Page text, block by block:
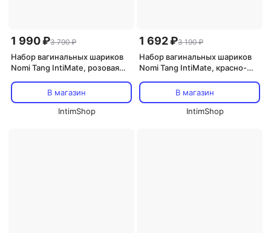
1 990 ₽3 790 ₽
Набор вагинальных шариков
Nomi Tang IntiMate, розовая
В магазин
IntimShop
1 692 ₽3 190 ₽
Набор вагинальных шариков
Nomi Tang IntiMate, красно-
В магазин
IntimShop